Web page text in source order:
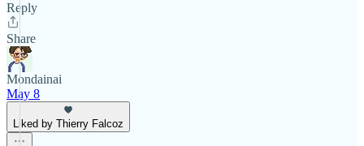
Reply
Share
Mondainai
May 8
Liked by Thierry Falcoz